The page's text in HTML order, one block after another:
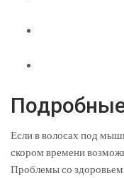
Если в волосах под
скором времени
Проблемы со